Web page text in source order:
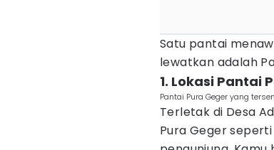
Satu pantai
lewatkan adalah
1. Lokasi Pantai
Pantai Pura Geger yang
Terletak di Desa
Pura Geger